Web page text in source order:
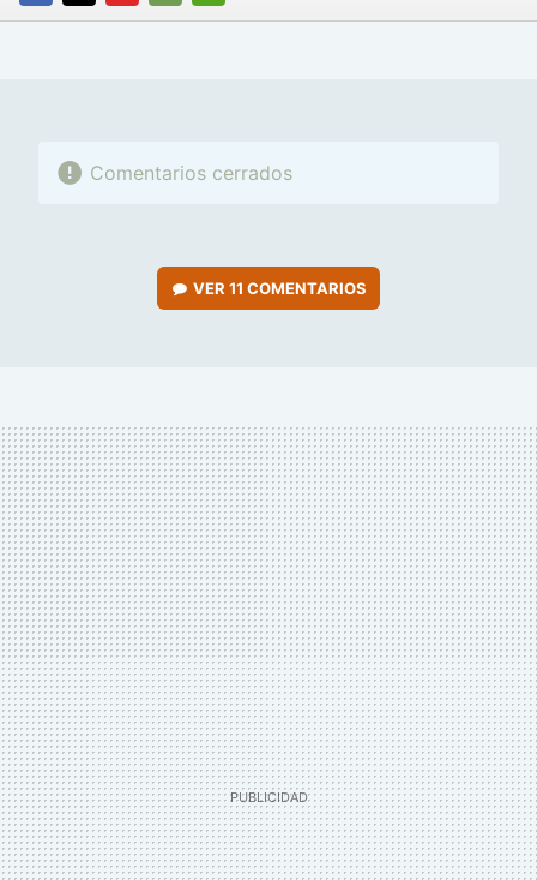
FACEBOOK
TWITTERFLIPBOARD
E-
WHATSAPP
Comentarios cerrados
VER11 COMENTARIOS